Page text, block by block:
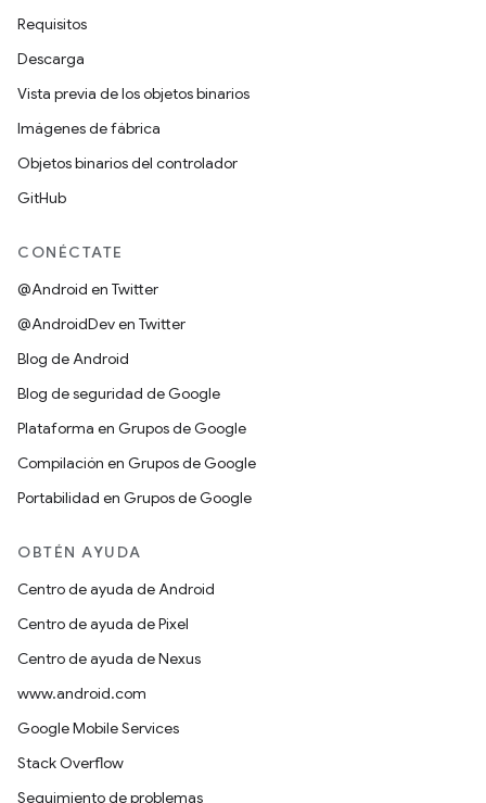
Requisitos
Descarga
Vista previa de los objetos binarios
Imágenes de fábrica
Objetos binarios del controlador
GitHub
CONÉCTATE
@Android en Twitter
@AndroidDev en Twitter
Blog de Android
Blog de seguridad de Google
Plataforma en Grupos de Google
Compilación en Grupos de Google
Portabilidad en Grupos de Google
OBTÉN AYUDA
Centro de ayuda de Android
Centro de ayuda de Pixel
Centro de ayuda de Nexus
www.android.com
Google Mobile Services
Stack Overflow
Seguimiento de problemas